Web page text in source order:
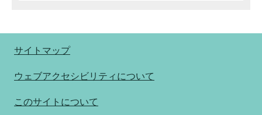
サイトマップ
ウェブアクセシビリティについて
このサイトについて